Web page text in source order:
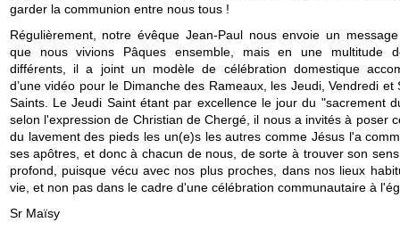
garder la communion entre nous tous !
Régulièrement, notre évêque Jean-Paul nous envoie un
que nous vivions Pâques ensemble, mais en une multitude
différents, il a joint un modèle de célébration domestique
d’une vidéo pour le Dimanche des Rameaux, les Jeudi, Vendredi et
Saints. Le Jeudi Saint étant par excellence le jour du "sacrement
selon l'expression de Christian de Chergé, il nous a invités à poser
du lavement des pieds les un(e)s les autres comme Jésus l'a
ses apôtres, et donc à chacun de nous, de sorte à trouver son
profond, puisque vécu avec nos plus proches, dans nos lieux
vie, et non pas dans le cadre d'une célébration communautaire à
Sr Maïsy